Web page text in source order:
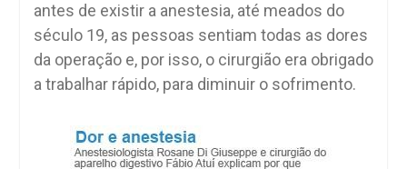
antes de existir a anestesia, até meados do
século 19, as pessoas sentiam todas as dores
da operação e, por isso, o cirurgião era obrigado
a trabalhar rápido, para diminuir o sofrimento.